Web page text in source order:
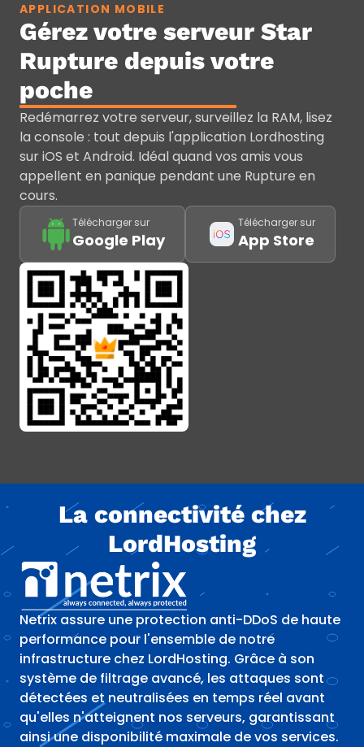
APPLICATION MOBILE
Gérez votre serveur Star
Rupture depuis votre
poche
Redémarrez votre serveur, surveillez la RAM, lisez
la console : tout depuis l'application Lordhosting
sur iOS et Android. Idéal quand vos amis vous
appellent en panique pendant une Rupture en
cours.
Télécharger sur
Google Play
Télécharger sur
App Store
La connectivité chez
LordHosting
Netrix assure une protection anti-DDoS de haute
performance pour l'ensemble de notre
infrastructure chez LordHosting. Grâce à son
système de filtrage avancé, les attaques sont
détectées et neutralisées en temps réel avant
qu'elles n'atteignent nos serveurs, garantissant
ainsi une disponibilité maximale de vos services.